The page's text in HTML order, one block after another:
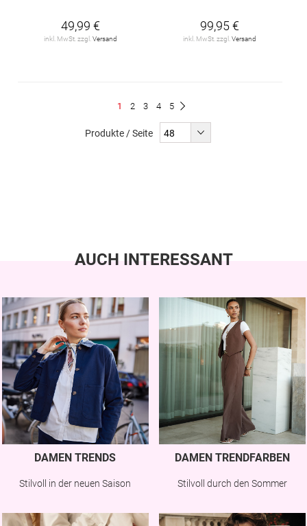
49,99 €
inkl. MwSt. zzgl. Versand
99,95 €
inkl. MwSt. zzgl. Versand
Du
1 Seite
2 Seite
3 Seite
4 Seite
5
Produkte / Seite
AUCH INTERESSANT
DAMEN TRENDS
Stilvoll in der neuen Saison
DAMEN TRENDFARBEN
Stilvoll durch den Sommer